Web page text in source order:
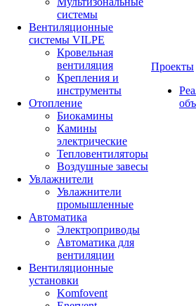
системы
Вентиляционные
системы VILPE
Кровельная
вентиляция
Крепления и
инструменты
Отопление
Биокамины
Камины
электрические
Тепловентиляторы
Воздушные завесы
Увлажнители
Увлажнители
промышленные
Автоматика
Электроприводы
Автоматика для
вентиляции
Вентиляционные
установки
Komfovent
Проекты